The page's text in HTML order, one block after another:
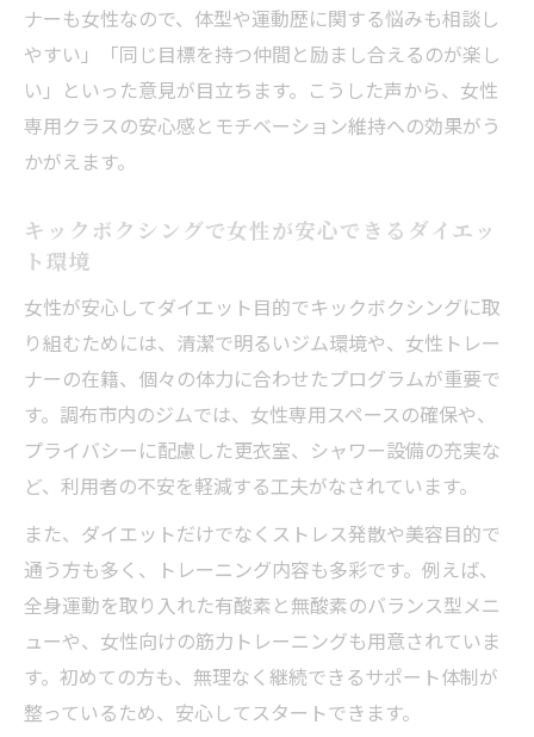
ナーも女性なので、体型や運動歴に関する悩みも相談し
やすい」「同じ目標を持つ仲間と励まし合えるのが楽し
い」といった意見が目立ちます。こうした声から、女性
専用クラスの安心感とモチベーション維持への効果がう
かがえます。
キックボクシングで女性が安心できるダイエッ
ト環境
女性が安心してダイエット目的でキックボクシングに取
り組むためには、清潔で明るいジム環境や、女性トレー
ナーの在籍、個々の体力に合わせたプログラムが重要で
す。調布市内のジムでは、女性専用スペースの確保や、
プライバシーに配慮した更衣室、シャワー設備の充実な
ど、利用者の不安を軽減する工夫がなされています。
また、ダイエットだけでなくストレス発散や美容目的で
通う方も多く、トレーニング内容も多彩です。例えば、
全身運動を取り入れた有酸素と無酸素のバランス型メニ
ューや、女性向けの筋力トレーニングも用意されていま
す。初めての方も、無理なく継続できるサポート体制が
整っているため、安心してスタートできます。